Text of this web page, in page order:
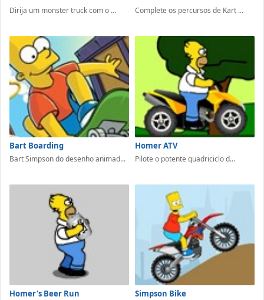
Dirija um monster truck com o ... Complete os percursos de Kart ...
Bart Boarding
Bart Simpson do desenho animad...
Homer ATV
Pilote o potente quadriciclo d...
Homer's Beer Run Simpson Bike